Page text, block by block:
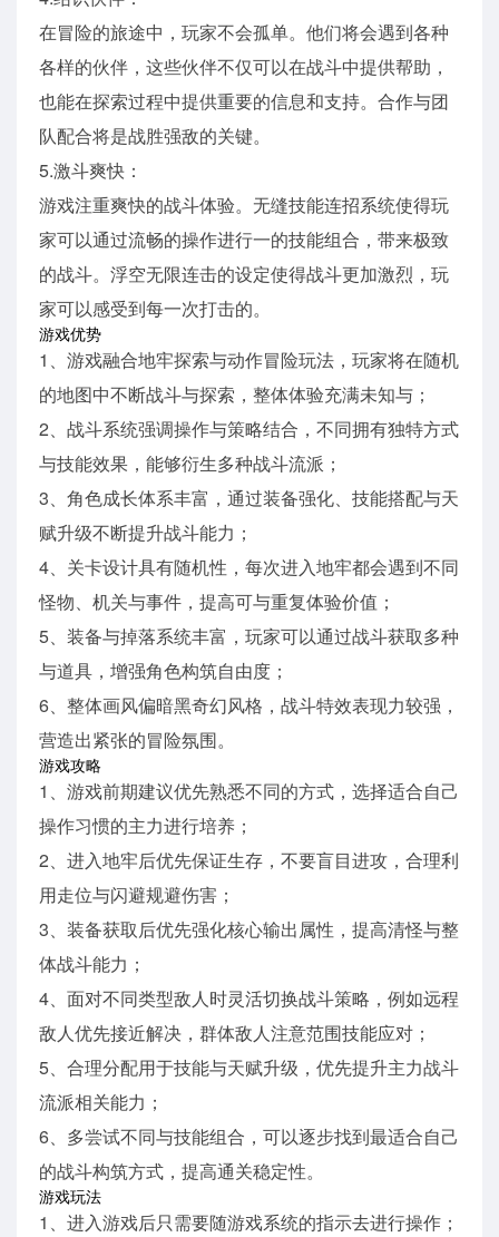
在冒险的旅途中，玩家不会孤单。他们将会遇到各种
各样的伙伴，这些伙伴不仅可以在战斗中提供帮助，
也能在探索过程中提供重要的信息和支持。合作与团
队配合将是战胜强敌的关键。
5.激斗爽快：
游戏注重爽快的战斗体验。无缝技能连招系统使得玩
家可以通过流畅的操作进行一的技能组合，带来极致
的战斗。浮空无限连击的设定使得战斗更加激烈，玩
家可以感受到每一次打击的。
游戏优势
1、游戏融合地牢探索与动作冒险玩法，玩家将在随机
的地图中不断战斗与探索，整体体验充满未知与；
2、战斗系统强调操作与策略结合，不同拥有独特方式
与技能效果，能够衍生多种战斗流派；
3、角色成长体系丰富，通过装备强化、技能搭配与天
赋升级不断提升战斗能力；
4、关卡设计具有随机性，每次进入地牢都会遇到不同
怪物、机关与事件，提高可与重复体验价值；
5、装备与掉落系统丰富，玩家可以通过战斗获取多种
与道具，增强角色构筑自由度；
6、整体画风偏暗黑奇幻风格，战斗特效表现力较强，
营造出紧张的冒险氛围。
游戏攻略
1、游戏前期建议优先熟悉不同的方式，选择适合自己
操作习惯的主力进行培养；
2、进入地牢后优先保证生存，不要盲目进攻，合理利
用走位与闪避规避伤害；
3、装备获取后优先强化核心输出属性，提高清怪与整
体战斗能力；
4、面对不同类型敌人时灵活切换战斗策略，例如远程
敌人优先接近解决，群体敌人注意范围技能应对；
5、合理分配用于技能与天赋升级，优先提升主力战斗
流派相关能力；
6、多尝试不同与技能组合，可以逐步找到最适合自己
的战斗构筑方式，提高通关稳定性。
游戏玩法
1、进入游戏后只需要随游戏系统的指示去进行操作；